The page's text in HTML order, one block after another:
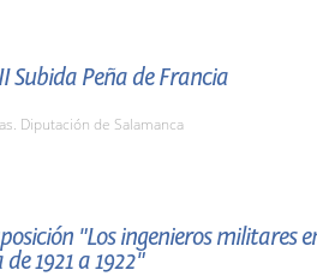
Subida Peña de Francia
Diputación de Salamanca
"Los ingenieros militares
1921 a 1922"